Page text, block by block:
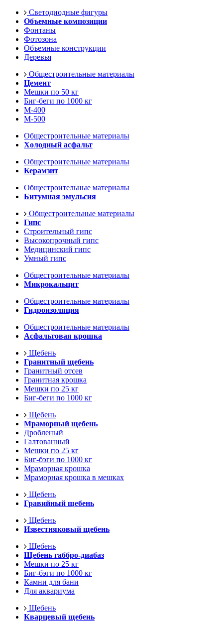
Светодиодные фигуры
Объемные композиции
Фонтаны
Фотозона
Объемные конструкции
Деревья
Общестроительные материалы
Цемент
Мешки по 50 кг
Биг-беги по 1000 кг
М-400
М-500
Общестроительные материалы
Холодный асфальт
Общестроительные материалы
Керамзит
Общестроительные материалы
Битумная эмульсия
Общестроительные материалы
Гипс
Строительный гипс
Высокопрочный гипс
Медицинский гипс
Умный гипс
Общестроительные материалы
Микрокальцит
Общестроительные материалы
Гидроизоляция
Общестроительные материалы
Асфальтовая крошка
Щебень
Гранитный щебень
Гранитный отсев
Гранитная крошка
Мешки по 25 кг
Биг-беги по 1000 кг
Щебень
Мраморный щебень
Дробленый
Галтованный
Мешки по 25 кг
Биг-бэги по 1000 кг
Мраморная крошка
Мраморная крошка в мешках
Щебень
Гравийный щебень
Щебень
Известняковый щебень
Щебень
Щебень габбро-диабаз
Мешки по 25 кг
Биг-бэги по 1000 кг
Камни для бани
Для аквариума
Щебень
Кварцевый щебень